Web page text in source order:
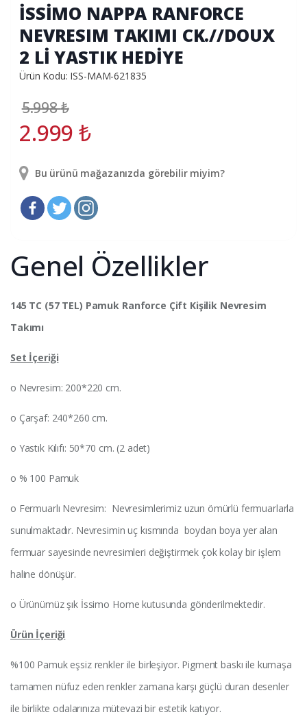
İSSİMO NAPPA RANFORCE
NEVRESIM TAKIMI CK.//DOUX
2 Lİ YASTIK HEDİYE
Ürün Kodu: ISS-MAM-621835
5.998₺
2.999₺
Bu ürünü mağazanızda görebilir miyim?
Genel Özellikler
145 TC (57 TEL) Pamuk Ranforce Çift Kişilik Nevresim
Takımı
Set İçeriği
o Nevresim: 200*220 cm.
o Çarşaf: 240*260 cm.
o Yastık Kılıfı: 50*70 cm. (2 adet)
o % 100 Pamuk
o Fermuarlı Nevresim: Nevresimlerimiz uzun ömürlü fermuarlarla
sunulmaktadır. Nevresimin uç kısmında boydan boya yer alan
fermuar sayesinde nevresimleri değiştirmek çok kolay bir işlem
haline dönüşür.
o Ürünümüz şık İssimo Home kutusunda gönderilmektedir.
Ürün İçeriği
%100 Pamuk eşsiz renkler ile birleşiyor. Pigment baskı ile kumaşa
tamamen nüfuz eden renkler zamana karşı güçlü duran desenler
ile birlikte odalarınıza mütevazi bir estetik katıyor.